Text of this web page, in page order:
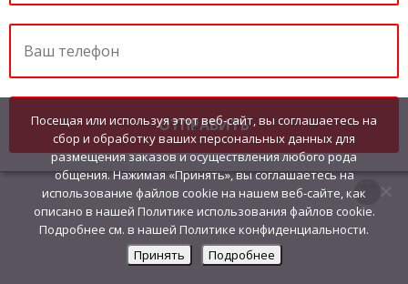
Посещая или используя этот веб-сайт, вы соглашаетесь на
сбор и обработку ваших персональных данных для
размещения заказов и осуществления любого рода
общения. Нажимая «Принять», вы соглашаетесь на
использование файлов cookie на нашем веб-сайте, как
описано в нашей Политике использования файлов cookie.
Подробнее см. в нашей Политике конфиденциальности.
Принять
Подробнее